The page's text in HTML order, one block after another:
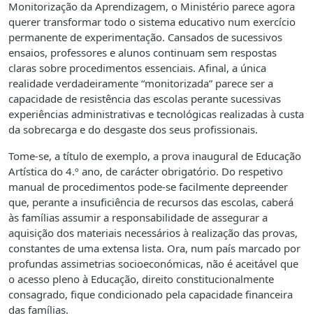
Monitorização da Aprendizagem, o Ministério parece agora
querer transformar todo o sistema educativo num exercício
permanente de experimentação. Cansados de sucessivos
ensaios, professores e alunos continuam sem respostas
claras sobre procedimentos essenciais. Afinal, a única
realidade verdadeiramente “monitorizada” parece ser a
capacidade de resistência das escolas perante sucessivas
experiências administrativas e tecnológicas realizadas à custa
da sobrecarga e do desgaste dos seus profissionais.
Tome-se, a título de exemplo, a prova inaugural de Educação
Artística do 4.º ano, de carácter obrigatório. Do respetivo
manual de procedimentos pode-se facilmente depreender
que, perante a insuficiência de recursos das escolas, caberá
às famílias assumir a responsabilidade de assegurar a
aquisição dos materiais necessários à realização das provas,
constantes de uma extensa lista. Ora, num país marcado por
profundas assimetrias socioeconómicas, não é aceitável que
o acesso pleno à Educação, direito constitucionalmente
consagrado, fique condicionado pela capacidade financeira
das famílias.